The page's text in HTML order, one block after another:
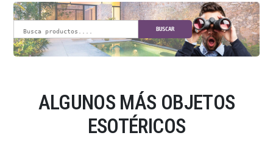
BUSCAR
ALGUNOS MÁS OBJETOS
ESOTÉRICOS